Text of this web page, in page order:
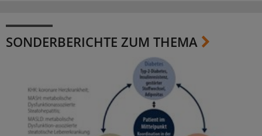
SONDERBERICHTE ZUM THEMA